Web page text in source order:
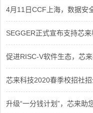
4月11日CCF上海，数据安
SEGGER正式宣布支持芯
促进RISC-V软件生态，芯
芯来科技2020春季校招社招
升级“一分钱计划”，芯来助